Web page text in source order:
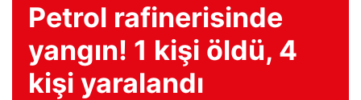
Petrol rafinerisinde
yangın! 1 kişi öldü, 4
kişi yaralandı